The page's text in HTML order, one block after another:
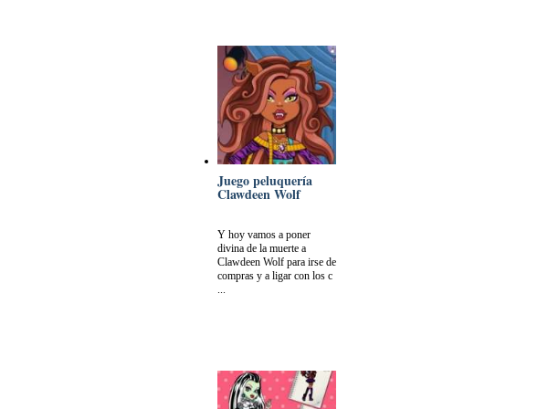
Juego peluquería
Clawdeen Wolf
Y hoy vamos a poner
divina de la muerte a
Clawdeen Wolf para irse de
compras y a ligar con los c
...